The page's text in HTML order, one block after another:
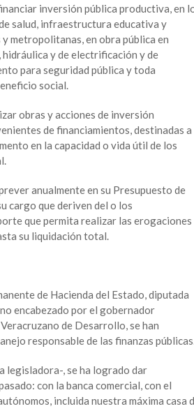
inversión pública productiva, en
salud, infraestructura educativa y
metropolitanas, en obra pública en
y de electrificación y de
para seguridad pública y toda
social.
obras y acciones de inversión
de financiamientos, destinadas a
en la capacidad o vida útil de los
anualmente en su Presupuesto de
cargo que deriven del o los
que permita realizar las erogaciones
su liquidación total.
de Hacienda del Estado, diputada
encabezado por el gobernador
de Desarrollo, se han
responsable de las finanzas
legisladora-, se ha logrado dar
con la banca comercial, con el
incluida nuestra máxima casa